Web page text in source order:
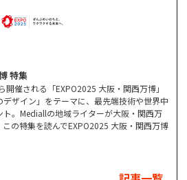
特集
催される「EXPO2025 大阪・関西万博」
ザイン」をテーマに、最先端技術や世界中
。Mediallの地域ライターが大阪・関西万
の特集を読んでEXPO2025 大阪・関西万博